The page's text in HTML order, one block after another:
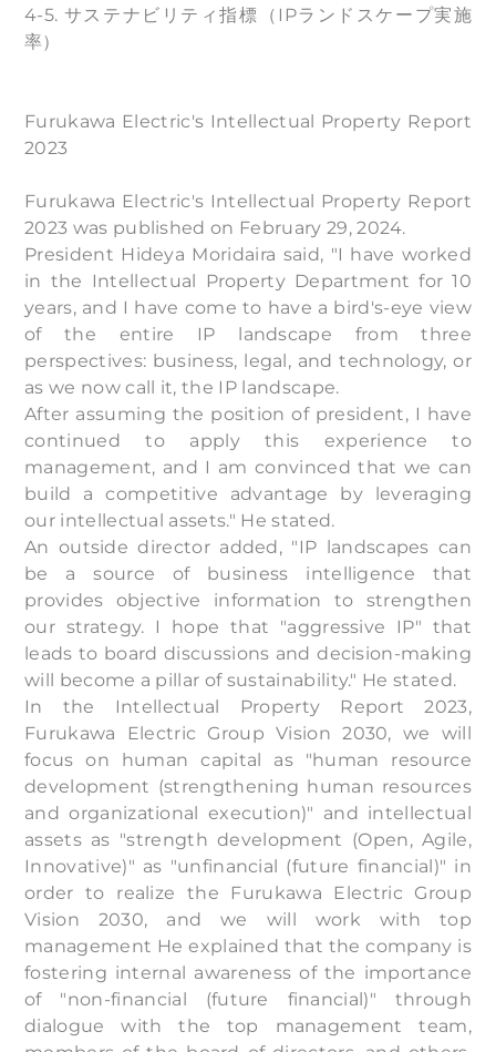
4-5. サステナビリティ指標（IPランドスケープ実施
率）
Furukawa Electric's Intellectual Property Report
2023
Furukawa Electric's Intellectual Property Report
2023 was published on February 29, 2024.
President Hideya Moridaira said, "I have worked
in the Intellectual Property Department for 10
years, and I have come to have a bird's-eye view
of the entire IP landscape from three
perspectives: business, legal, and technology, or
as we now call it, the IP landscape.
After assuming the position of president, I have
continued to apply this experience to
management, and I am convinced that we can
build a competitive advantage by leveraging
our intellectual assets." He stated.
An outside director added, "IP landscapes can
be a source of business intelligence that
provides objective information to strengthen
our strategy. I hope that "aggressive IP" that
leads to board discussions and decision-making
will become a pillar of sustainability." He stated.
In the Intellectual Property Report 2023,
Furukawa Electric Group Vision 2030, we will
focus on human capital as "human resource
development (strengthening human resources
and organizational execution)" and intellectual
assets as "strength development (Open, Agile,
Innovative)" as "unfinancial (future financial)" in
order to realize the Furukawa Electric Group
Vision 2030, and we will work with top
management He explained that the company is
fostering internal awareness of the importance
of "non-financial (future financial)" through
dialogue with the top management team,